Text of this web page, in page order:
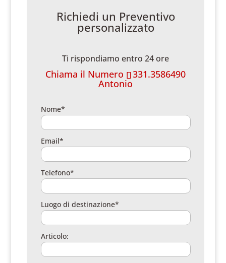
Richiedi un Preventivo
personalizzato
Ti rispondiamo entro 24 ore
Chiama il Numero 331.3586490
Antonio
Nome*
Email*
Telefono*
Luogo di destinazione*
Articolo: